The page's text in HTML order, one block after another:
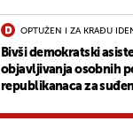
OPTUŽEN I ZA KRAĐU
Bivši demokratski
objavljivanja osobnih
republikanaca za